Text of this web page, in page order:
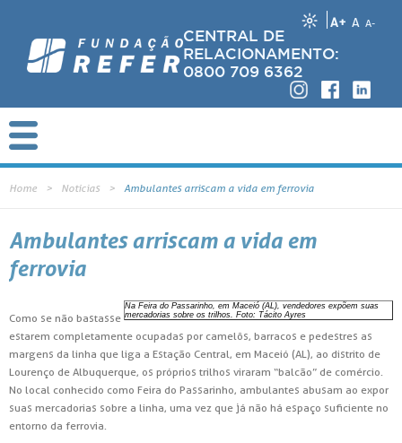
A+ A A-
CENTRAL DE
RELACIONAMENTO:
0800 709 6362
Home Notícias Ambulantes arriscam a vida em ferrovia
Ambulantes arriscam a vida em
ferrovia
Na Feira do Passarinho, em Maceió (AL), vendedores expõem suas
mercadorias sobre os trilhos. Foto: Tácito Ayres
Como se não bastasse
estarem completamente ocupadas por camelôs, barracos e pedestres as
margens da linha que liga a Estação Central, em Maceió (AL), ao distrito de
Lourenço de Albuquerque, os próprios trilhos viraram “balcão” de comércio.
No local conhecido como Feira do Passarinho, ambulantes abusam ao expor
suas mercadorias sobre a linha, uma vez que já não há espaço suficiente no
entorno da ferrovia.